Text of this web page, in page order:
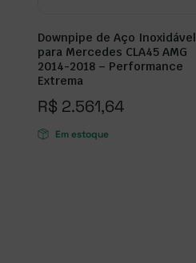
Downpipe de Aço Inoxidável
para Mercedes CLA45 AMG
2014-2018 – Performance
Extrema
R$ 2.561,64
Em estoque